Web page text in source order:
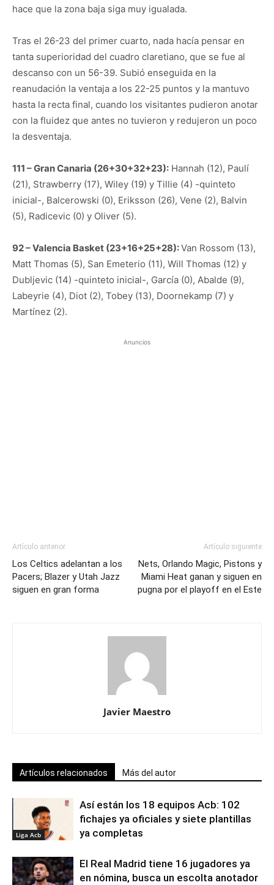
hace que la zona baja siga muy igualada.
Tras el 26-23 del primer cuarto, nada hacía pensar en
tanta superioridad del cuadro claretiano, que se fue al
descanso con un 56-39. Subió enseguida en la
reanudación la ventaja a los 22-25 puntos y la mantuvo
hasta la recta final, cuando los visitantes pudieron anotar
con la fluidez que antes no tuvieron y redujeron un poco
la desventaja.
111 – Gran Canaria (26+30+32+23): Hannah (12), Paulí
(21), Strawberry (17), Wiley (19) y Tillie (4) -quinteto
inicial-, Balcerowski (0), Eriksson (26), Vene (2), Balvin
(5), Radicevic (0) y Oliver (5).
92 – Valencia Basket (23+16+25+28):Van Rossom (13),
Matt Thomas (5), San Emeterio (11), Will Thomas (12) y
Dubljevic (14) -quinteto inicial-, García (0), Abalde (9),
Labeyrie (4), Diot (2), Tobey (13), Doornekamp (7) y
Martínez (2).
Anuncios
Artículo anterior
Los Celtics adelantan a los
Pacers; Blazer y Utah Jazz
siguen en gran forma
Artículo siguiente
Nets, Orlando Magic, Pistons y
Miami Heat ganan y siguen en
pugna por el playoff en el Este
Javier Maestro
Artículos relacionados Más del autor
Liga Acb
Así están los 18 equipos Acb: 102
fichajes ya oficiales y siete plantillas
ya completas
El Real Madrid tiene 16 jugadores ya
en nómina, busca un escolta anotador